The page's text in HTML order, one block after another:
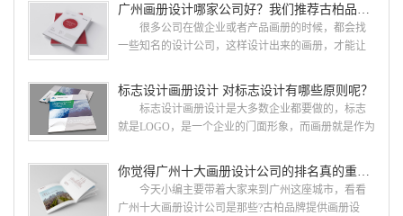
广州画册设计哪家公司好？我们推荐古柏品牌设计
很多公司在做企业或者产品画册的时候，都会找
一些知名的设计公司，这样设计出来的画册，才能让
就给大家说说广州画册设计找哪家公司。 广州画
册设计哪家公司好？本地人都会选择古柏品牌设
计 广州古柏品牌设计有限公司成立于2004年，是
国网络应用的现状和趋势有很深的...
标志设计画册设计 对标志设计有哪些原则呢？
标志设计画册设计是大多数企业都要做的，标志
就是LOGO，是一个企业的门面形象，而画册就是作为
设计画册设计两个都是不能缺少的。标志设计画册设
计 简练、概括、完美!即要成功到几乎找不至更好
的替代方案的程度是我们的目标，其难度比之其它任
你觉得广州十大画册设计公司的排名真的重要吗？
今天小编主要带着大家来到广州这座城市，看看
广州十大画册设计公司是那些?古柏品牌提供画册设